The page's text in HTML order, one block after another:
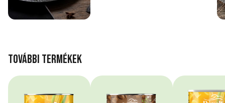
További termékek